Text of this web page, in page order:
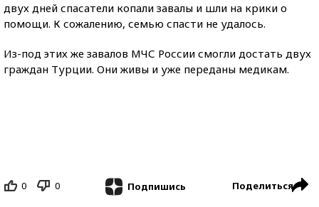
двух дней спасатели копали завалы и шли на крики о
помощи. К сожалению, семью спасти не удалось.
Из-под этих же завалов МЧС России смогли достать двух
граждан Турции. Они живы и уже переданы медикам.
0 0 Подпишись Поделиться